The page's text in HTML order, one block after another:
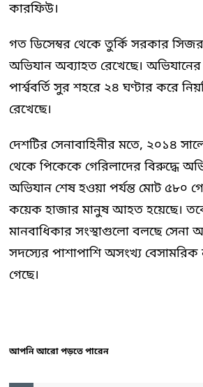
কারফিউ।
গত ডিসেম্বর থেকে তুর্কি সরকার
অভিযান অব্যাহত রেখেছে। অভিযানের
পার্শ্ববর্তি সুর শহরে ২৪ ঘণ্টার করে
রেখেছে।
দেশটির সেনাবাহিনীর মতে, ২০১৪
থেকে পিকেকে গেরিলাদের বিরুদ্ধে
অভিযান শেষ হওয়া পর্যন্ত মোট ৫৮০
কয়েক হাজার মানুষ আহত হয়েছে।
মানবাধিকার সংস্থাগুলো বলছে সেনা
সদস্যের পাশাপাশি অসংখ্য বেসামরিক
গেছে।
আপনি আরো পড়তে পারেন